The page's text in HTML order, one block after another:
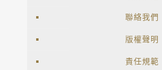
聯絡我們
版權聲明
責任規範